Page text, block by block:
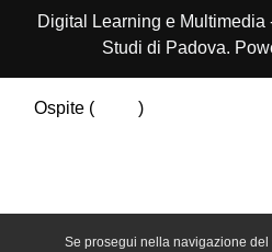
Se prosegui nella navigazione
Digital Learning e Multimedia
Studi di Padova.
Ospite (
)